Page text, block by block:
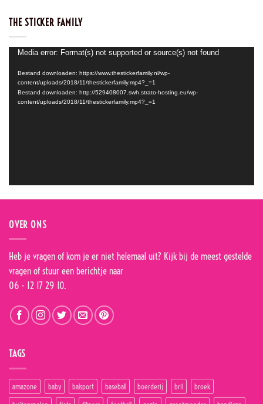
THE STICKER FAMILY
Videospeler
Media error: Format(s) not supported or source(s) not found
Bestand downloaden: https://www.thestickerfamily.nl/wp-
content/uploads/2018/11/thestickerfamily.mp4?_=1
Bestand downloaden: http://529408007.swh.strato-hosting.eu/wp-
content/uploads/2018/11/thestickerfamily.mp4?_=1
OVER ONS
Heb je vragen of kom je er niet helemaal uit? Kijk bij de meest gestelde
vragen of stuur een berichtje naar
06 - 12 17 29 10.
TAGS
amazone baby balsport baseball boerderij bril
broek